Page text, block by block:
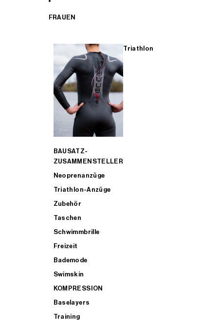
FRAUEN
Triathlon
BAUSATZ-
ZUSAMMENSTELLER
Neoprenanzüge
Triathlon-Anzüge
Zubehör
Taschen
Schwimmbrille
Freizeit
Bademode
Swimskin
KOMPRESSION
Baselayers
Training